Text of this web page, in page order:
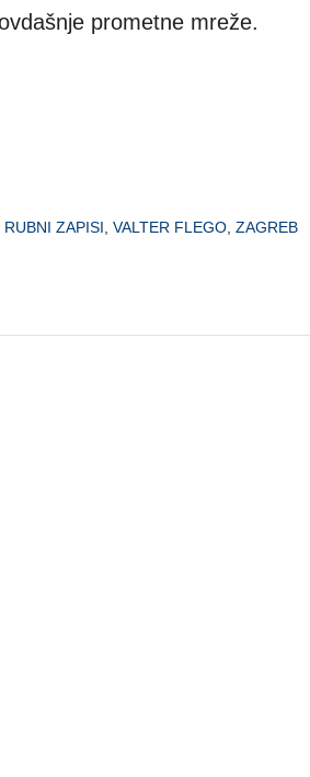
prometne mreže.
RUBNI ZAPISI VALTER FLEGO ZAGREB